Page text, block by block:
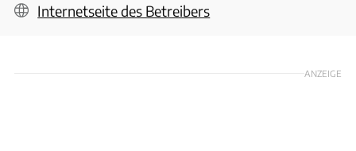
Internetseite des Betreibers
ANZEIGE